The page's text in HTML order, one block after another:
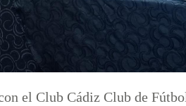
el Club Cádiz Club de